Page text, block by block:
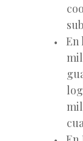
En